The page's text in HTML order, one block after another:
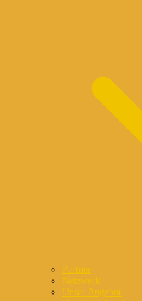
Partner
Netzwerk
Unser Angebot